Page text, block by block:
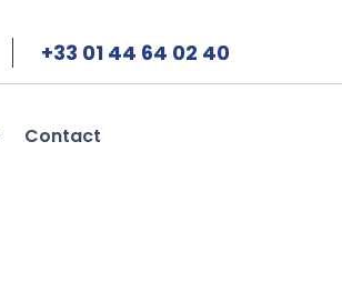
+33 01 44 64 02 40
Contact